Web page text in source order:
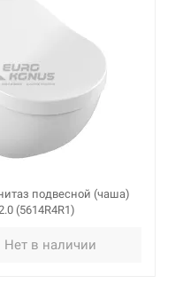
подвесной (чаша)
(5614R4R1)
Нет в наличии